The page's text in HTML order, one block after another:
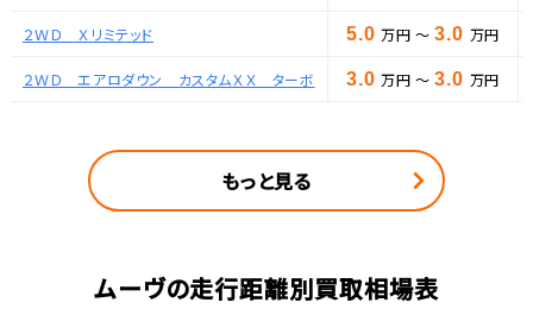
２ＷＤ Ｘリミテッド 5.0万円 ～3.0 万円
２ＷＤ エアロダウン カスタムＸＸ ターボ 3.0万円 ～3.0 万円
もっと見る
ムーヴの走行距離別買取相場表